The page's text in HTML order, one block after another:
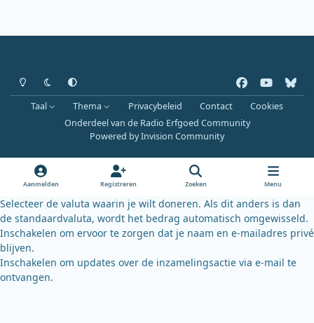
Heldere modus
Donkere modus
Systeemvoorkeur
a
c
e
o
k
o
u
b
b
l
u
k
y
Taal Thema Privacybeleid Contact
Cookies
Onderdeel van de Radio Erfgoed Community
Powered byInvision Community
Aanmelden Registreren Zoeken Menu
Selecteer de valuta waarin je wilt doneren. Als dit anders is dan
de standaardvaluta, wordt het bedrag automatisch omgewisseld.
Inschakelen om ervoor te zorgen dat je naam en e-mailadres privé
blijven.
Inschakelen om updates over de inzamelingsactie via e-mail te
ontvangen.